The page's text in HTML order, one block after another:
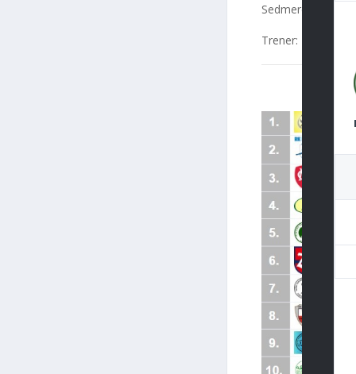
Sedmerci: 1/1,
Trener: Inko